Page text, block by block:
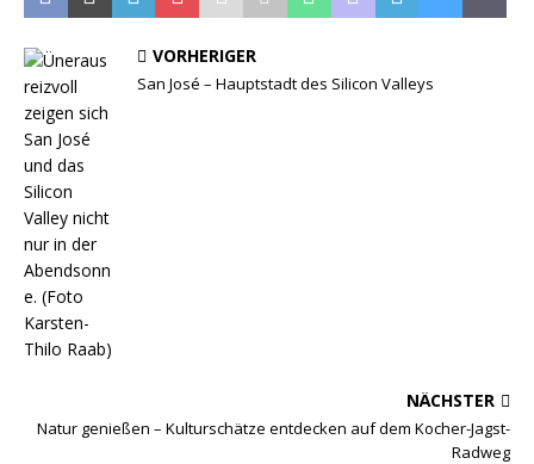
VORHERIGER
San José – Hauptstadt des Silicon Valleys
NÄCHSTER
Natur genießen – Kulturschätze entdecken auf dem Kocher-Jagst-
Radweg